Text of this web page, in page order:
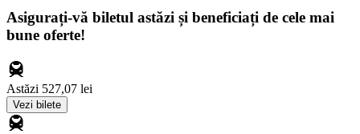
Asigurați-vă biletul astăzi și beneficiați de cele mai
bune oferte!
Astăzi 527,07 lei
Vezi bilete